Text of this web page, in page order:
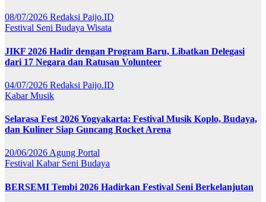
08/07/2026 Redaksi Paijo.ID
Festival Seni Budaya Wisata
JIKF 2026 Hadir dengan Program Baru, Libatkan Delegasi
dari 17 Negara dan Ratusan Volunteer
04/07/2026 Redaksi Paijo.ID
KabarMusik
Selarasa Fest 2026 Yogyakarta: Festival Musik Koplo, Budaya,
dan Kuliner Siap Guncang Rocket Arena
20/06/2026 Agung Portal
Festival Kabar Seni Budaya
BERSEMI Tembi 2026 Hadirkan Festival Seni Berkelanjutan